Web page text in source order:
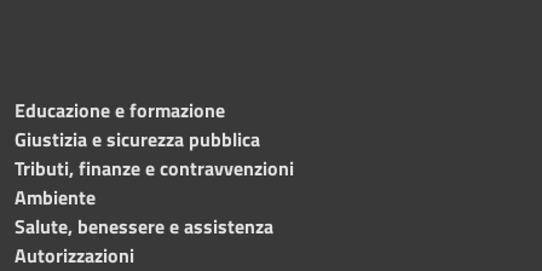
Educazione e formazione
Giustizia e sicurezza pubblica
Tributi, finanze e contravvenzioni
Ambiente
Salute, benessere e assistenza
Autorizzazioni